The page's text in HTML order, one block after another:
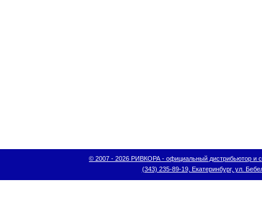
© 2007 - 2026 РИВКОРА - официальный дистрибьютор и
(343) 235-89-19, Екатеринбург, ул.